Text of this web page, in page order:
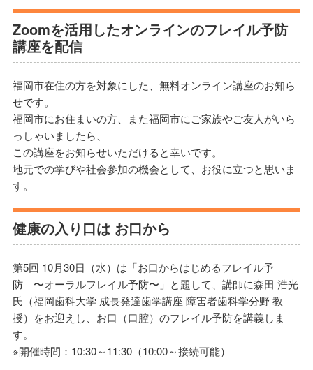
Zoomを活用したオンラインのフレイル予防
講座を配信
福岡市在住の方を対象にした、無料オンライン講座のお知ら
せです。
福岡市にお住まいの方、また福岡市にご家族やご友人がいら
っしゃいましたら、
この講座をお知らせいただけると幸いです。
地元での学びや社会参加の機会として、お役に立つと思いま
す。
健康の入り口は お口から
第5回 10月30日（水）は「お口からはじめるフレイル予
防 〜オーラルフレイル予防〜」と題して、講師に森田 浩光
氏（福岡歯科大学 成長発達歯学講座 障害者歯科学分野 教
授）をお迎えし、お口（口腔）のフレイル予防を講義しま
す。
※開催時間：10:30～11:30（10:00～接続可能）